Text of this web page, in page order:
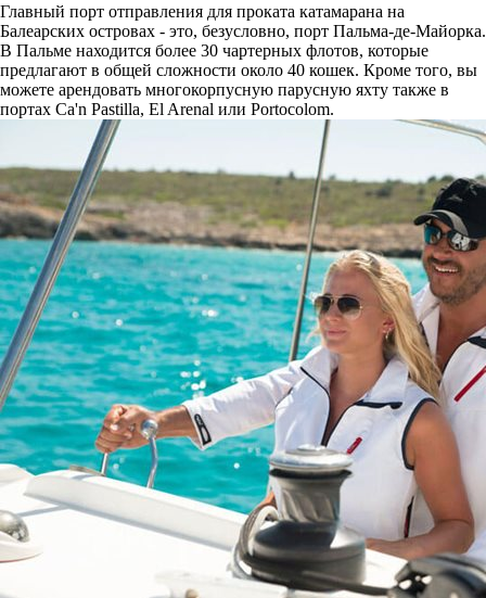
Главный порт отправления для проката катамарана на
Балеарских островах - это, безусловно, порт Пальма-де-Майорка.
В Пальме находится более 30 чартерных флотов, которые
предлагают в общей сложности около 40 кошек. Кроме того, вы
можете арендовать многокорпусную парусную яхту также в
портах Ca'n Pastilla, El Arenal или Portocolom.